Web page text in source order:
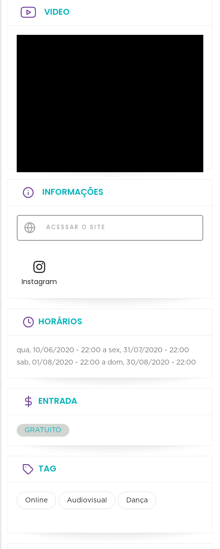
VIDEO
INFORMAÇÕES
ACESSAR O SITE
Instagram
HORÁRIOS
qua, 10/06/2020 - 22:00 a sex, 31/07/2020 - 22:00
sab, 01/08/2020 - 22:00 a dom, 30/08/2020 - 22:00
ENTRADA
GRATUITO
TAG
Online Audiovisual Dança